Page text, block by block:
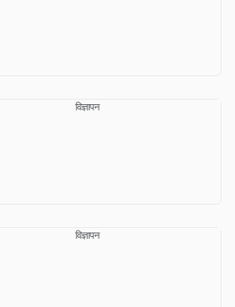
विज्ञापन
विज्ञापन